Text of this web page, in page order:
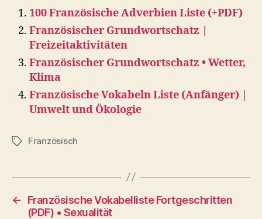
100 Französische Adverbien Liste (+PDF)
Französischer Grundwortschatz |
Freizeitaktivitäten
Französischer Grundwortschatz • Wetter,
Klima
Französische Vokabeln Liste (Anfänger) |
Umwelt und Ökologie
TagsFranzösisch
←
Französische Vokabelliste Fortgeschritten
(PDF) • Sexualität